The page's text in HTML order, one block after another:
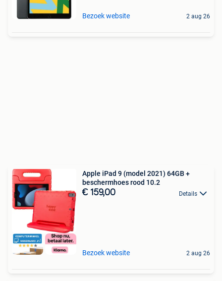
Bezoek website 2 aug 26
Apple iPad 9 (model 2021) 64GB +
beschermhoes rood 10.2
€ 159,00 Details
Bezoek website 2 aug 26